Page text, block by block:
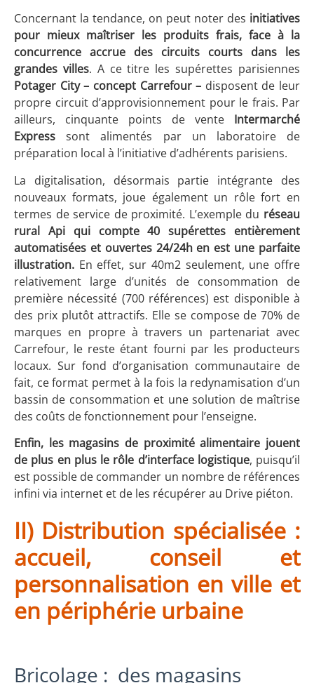
Concernant la tendance, on peut noter des initiatives
pour mieux maîtriser les produits frais, face à la
concurrence accrue des circuits courts dans les
grandes villes. A ce titre les supérettes parisiennes
Potager City – concept Carrefour – disposent de leur
propre circuit d’approvisionnement pour le frais. Par
ailleurs, cinquante points de vente Intermarché
Express sont alimentés par un laboratoire de
préparation local à l’initiative d’adhérents parisiens.
La digitalisation, désormais partie intégrante des
nouveaux formats, joue également un rôle fort en
termes de service de proximité. L’exemple du réseau
rural Api qui compte 40 supérettes entièrement
automatisées et ouvertes 24/24h en est une parfaite
illustration. En effet, sur 40m2seulement, une offre
relativement large d’unités de consommation de
première nécessité (700 références) est disponible à
des prix plutôt attractifs. Elle se compose de 70% de
marques en propre à travers un partenariat avec
Carrefour, le reste étant fourni par les producteurs
locaux. Sur fond d’organisation communautaire de
fait, ce format permet à la fois la redynamisation d’un
bassin de consommation et une solution de maîtrise
des coûts de fonctionnement pour l’enseigne.
Enfin, les magasins de proximité alimentaire jouent
de plus en plus le rôle d’interface logistique, puisqu’il
est possible de commander un nombre de références
infini via internet et de les récupérer au Drive piéton.
II) Distribution spécialisée :
accueil, conseil et
personnalisation en ville et
en périphérie urbaine
Bricolage : des magasins